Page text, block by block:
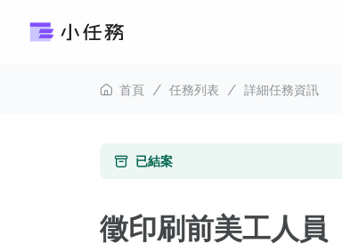
首頁 任務列表 詳細任務資訊
已結案
徵印刷前美工人員